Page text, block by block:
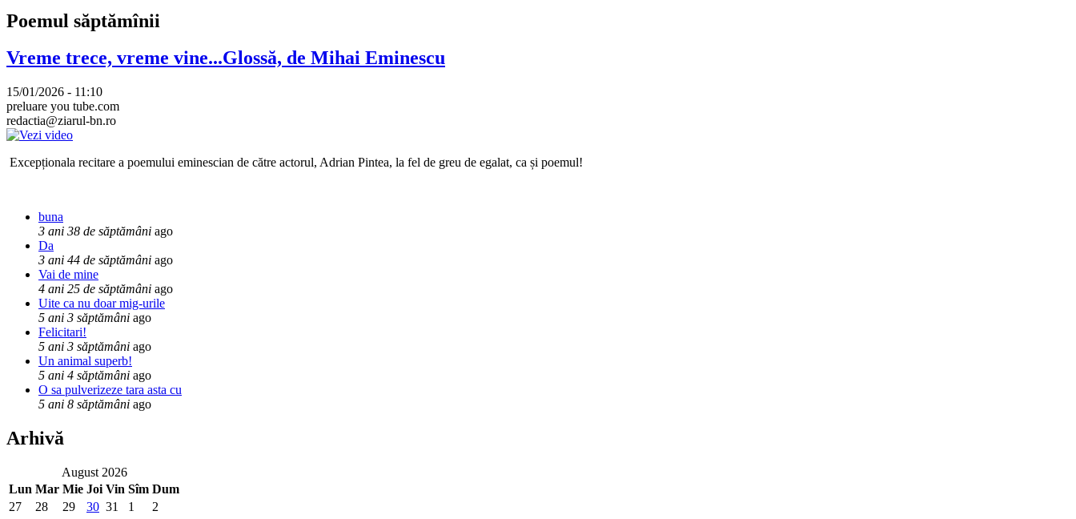
Poemul săptămînii
Vreme trece, vreme vine...Glossă, de Mihai Eminescu
15/01/2026 - 11:10
preluare you tube.com
redactia@ziarul-bn.ro
Excepționala recitare a poemului eminescian de către actorul, Adrian Pintea, la fel de greu de egalat, ca și poemul!
buna
3 ani 38 de săptămâni ago
Da
3 ani 44 de săptămâni ago
Vai de mine
4 ani 25 de săptămâni ago
Uite ca nu doar mig-urile
5 ani 3 săptămâni ago
Felicitari!
5 ani 3 săptămâni ago
Un animal superb!
5 ani 4 săptămâni ago
O sa pulverizeze tara asta cu
5 ani 8 săptămâni ago
Arhivă
August 2026
Lun Mar Mie Joi Vin Sîm Dum
27
28 29 30 31 1
2